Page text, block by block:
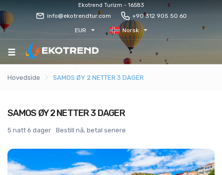
Ekotrend Turizm - 16583
info@ekotrendtur.com +90 312 905 50 60
EUR Norsk
Hovedside SAMOS ØY 2 NETTER 3 DAGER
SAMOS ØY 2 NETTER 3 DAGER
5 natt 6 dager Bestill nå, betal senere